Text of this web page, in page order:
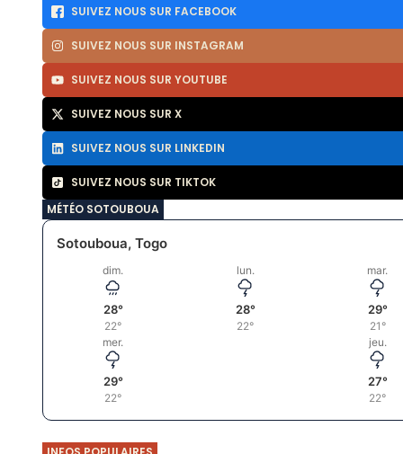
SUIVEZ NOUS SUR FACEBOOK
SUIVEZ NOUS SUR INSTAGRAM
SUIVEZ NOUS SUR YOUTUBE
SUIVEZ NOUS SUR X
SUIVEZ NOUS SUR LINKEDIN
SUIVEZ NOUS SUR TIKTOK
MÉTÉO SOTOUBOUA
Sotouboua, Togo
dim.
28°
22°
lun.
28°
22°
mar.
29°
21°
mer.
29°
22°
jeu.
27°
22°